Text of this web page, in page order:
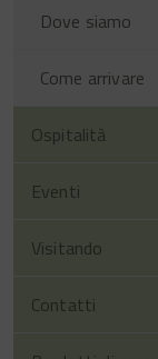
Dove siamo
Come arrivare
Ospitalità
Eventi
Visitando
Contatti